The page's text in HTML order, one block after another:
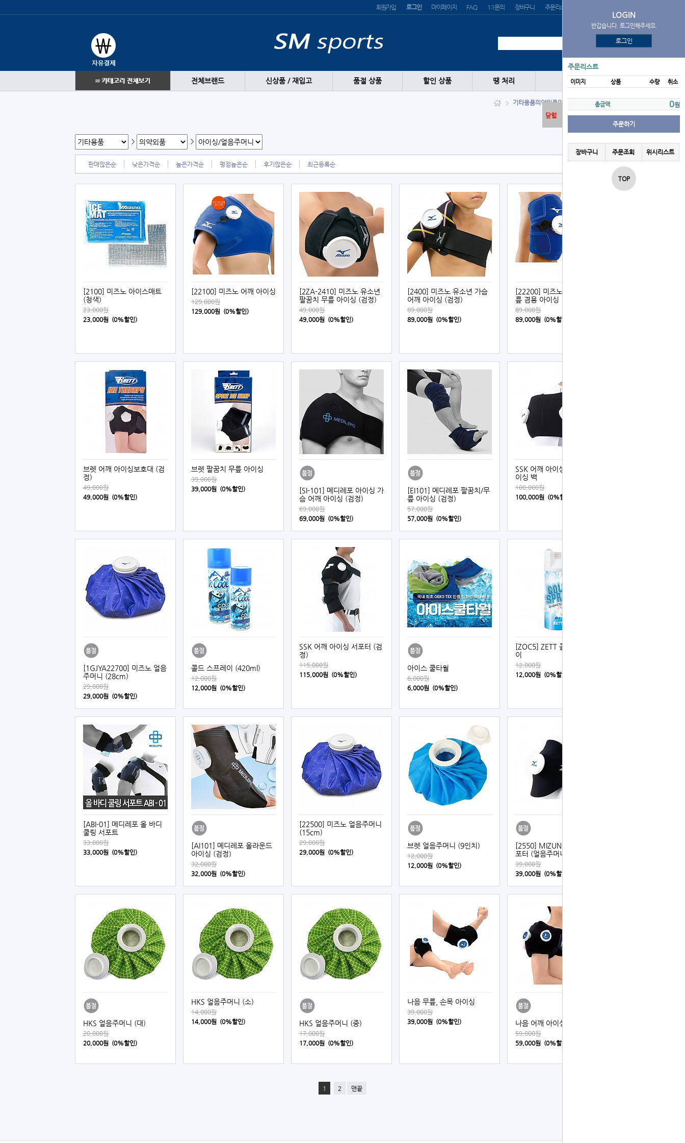
회원가입 로그인 마이페이지 FAQ 1:1문의 장바구니 주문리스트
전체브랜드 신상품 / 재입고 품절 상품 할인 상품 땡 처리
기타용품의약외품아이싱/얼음주머니
LOGIN
반갑습니다. 로그인해주세요.
로그인
주문리스트
이미지 상품 수량 취소
총금액 0원
주문하기
장바구니 주문조회 위시리스트
TOP
닫힘
> >
판매많은순 낮은가격순 높은가격순 평점높은순 후기많은순 최근등록순
[2100] 미즈노 아이스매트
(청색)
23,000원
23,000원 (0%할인)
[22100] 미즈노 어깨 아이싱
129,000원
129,000원 (0%할인)
[2ZA-2410] 미즈노 유소년
팔꿈치 무릎 아이싱 (검정)
49,000원
49,000원 (0%할인)
[2400] 미즈노 유소년 가슴
어깨 아이싱 (검정)
89,000원
89,000원 (0%할인)
[22200] 미즈노 팔꿈치, 무
릎 겸용 아이싱
89,000원
89,000원 (0%할인)
브렛 어깨 아이싱보호대 (검
정)
49,000원
49,000원 (0%할인)
브렛 팔꿈치 무릎 아이싱
39,000원
39,000원 (0%할인)
[SI-101] 메디레포 아이싱 가
슴 어깨 아이싱 (검정)
69,000원
69,000원 (0%할인)
[EI101] 메디레포 팔꿈치/무
릎 아이싱 (검정)
57,000원
57,000원 (0%할인)
SSK 어깨 아이싱 벨트 및 아
이싱 백
100,000원
100,000원 (0%할인)
[1GJYA22700] 미즈노 얼음
주머니 (28cm)
29,000원
29,000원 (0%할인)
콜드 스프레이 (420ml)
12,000원
12,000원 (0%할인)
SSK 어깨 아이싱 서포터 (검
정)
115,000원
115,000원 (0%할인)
아이스 쿨타월
6,000원
6,000원 (0%할인)
[ZOC5] ZETT 콜드 스프레
이
12,000원
12,000원 (0%할인)
[ABI-01] 메디레포 올 바디
쿨링 서포트
33,000원
33,000원 (0%할인)
[AI101] 메디레포 올라운드
아이싱 (검정)
32,000원
32,000원 (0%할인)
[22500] 미즈노 얼음주머니
(15cm)
29,000원
29,000원 (0%할인)
브렛 얼음주머니 (9인치)
12,000원
12,000원 (0%할인)
[2550] MIZUNO 쿨링 넥서
포터 (얼음주머니 별도구매)
39,000원
39,000원 (0%할인)
HKS 얼음주머니 (대)
20,000원
20,000원 (0%할인)
HKS 얼음주머니 (소)
14,000원
14,000원 (0%할인)
HKS 얼음주머니 (중)
17,000원
17,000원 (0%할인)
나음 무릎, 손목 아이싱
39,000원
39,000원 (0%할인)
나음 어깨 아이싱
59,000원
59,000원 (0%할인)
1 2 맨끝